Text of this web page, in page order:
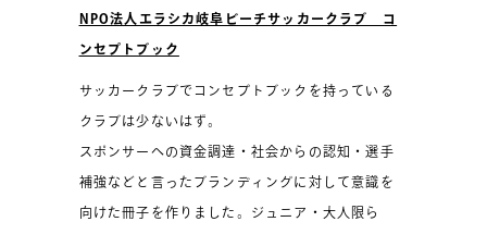
NPO法人エラシカ岐阜ビーチサッカークラブ コ
ンセプトブック
サッカークラブでコンセプトブックを持っている
クラブは少ないはず。
スポンサーへの資金調達・社会からの認知・選手
補強などと言ったブランディングに対して意識を
向けた冊子を作りました。ジュニア・大人限ら